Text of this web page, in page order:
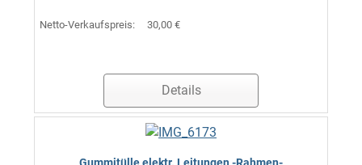
Netto-Verkaufspreis: 30,00 €
Details